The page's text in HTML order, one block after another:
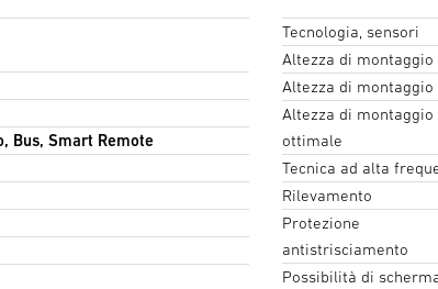
Bus, Smart Remote
Tecnologia, sensori
Altezza di montaggio
Altezza di montaggio
Altezza di montaggio
ottimale
Tecnica ad alta
Rilevamento
Protezione
antistrisciamento
Possibilità di